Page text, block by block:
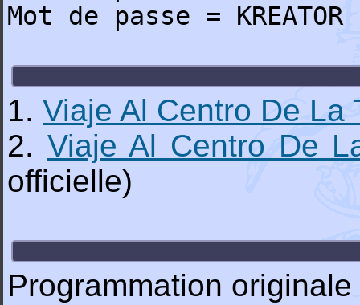
Mot de passe =
1. Viaje Al Centro De La
2. Viaje Al Centro De
officielle)
Programmation